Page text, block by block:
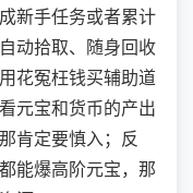
新手任务或者累计
动拾取、随身回收
花冤枉钱买辅助道
元宝和货币的产出
肯定要慎入；反
能爆高阶元宝，那